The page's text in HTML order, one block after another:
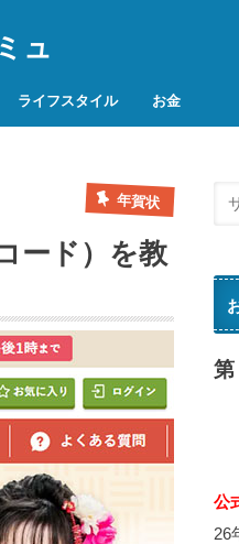
ュ
ライフスタイル お金
年賀状
ード）を教
第
公
26